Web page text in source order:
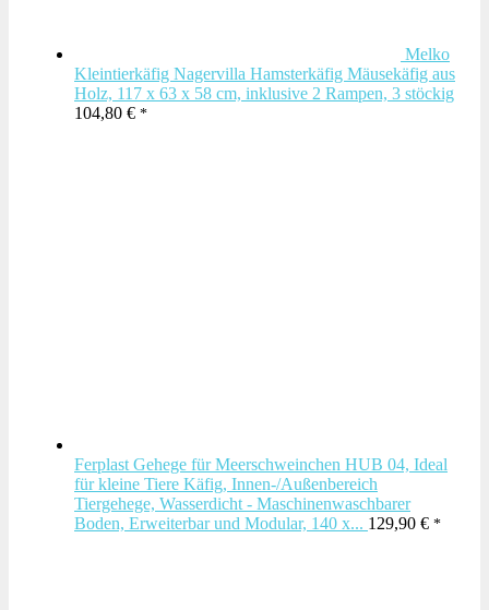
Melko
Kleintierkäfig Nagervilla Hamsterkäfig Mäusekäfig aus
Holz, 117 x 63 x 58 cm, inklusive 2 Rampen, 3 stöckig
104,80 €
Ferplast Gehege für Meerschweinchen HUB 04, Ideal
für kleine Tiere Käfig, Innen-/Außenbereich
Tiergehege, Wasserdicht - Maschinenwaschbarer
Boden, Erweiterbar und Modular, 140 x... 129,90 €